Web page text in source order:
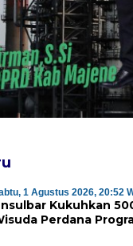
1 Agustus 2026, 20:52
Kukuhkan
Perdana